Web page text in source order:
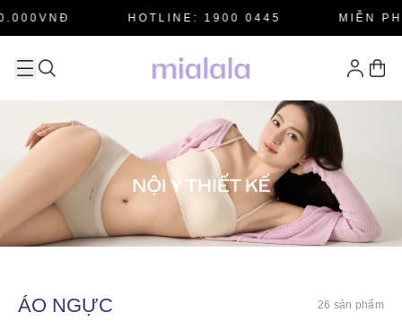
HOTLINE: 1900 0445 MIỄN
ÁO NGỰC 26 sản phẩm